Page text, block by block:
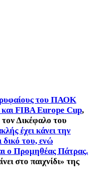
του ΠΑΟΚ
FIBA Europe Cup,
Δικέφαλο του
έχει κάνει την
δικό του, ενώ
ο Προμηθέας Πάτρας.
στο παιχνίδι» της